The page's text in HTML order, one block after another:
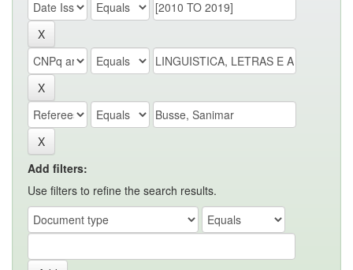
Add filters:
Use filters to refine the search results.